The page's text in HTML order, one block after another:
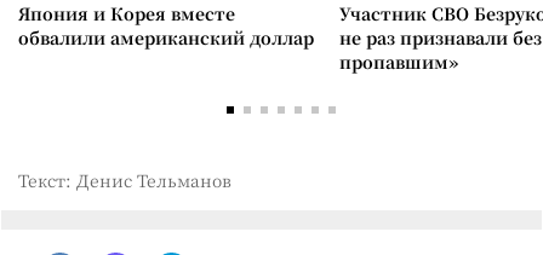
Япония и Корея вместе
обвалили американский доллар
Участник СВО
не раз признавали
пропавшим»
Текст: Денис Тельманов